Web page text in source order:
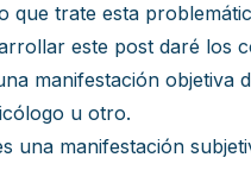
que trate esta
este post daré los
manifestación objetiva
u otro.
una manifestación